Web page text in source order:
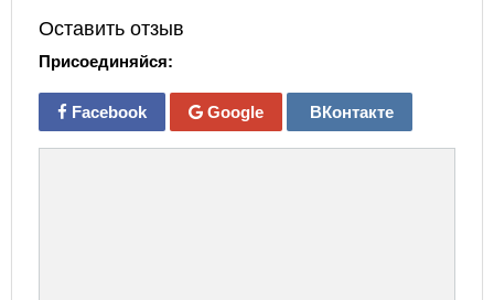
Оставить отзыв
Присоединяйся:
Facebook Google ВКонтакте